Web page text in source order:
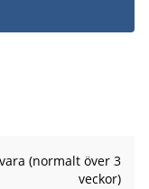
(normalt över 3
veckor)